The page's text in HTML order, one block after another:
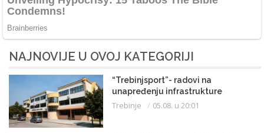
NAJNOVIJE U OVOJ KATEGORIJI
“Trebinjsport”- radovi na
unapređenju infrastrukture
Trebinje 05.08. u 20:01